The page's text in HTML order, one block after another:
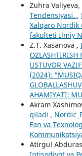
Zuhra Valiyeva,
Tendensiyasi. ,
Xalqaro Nordik
fakulteti Ilmiy
Z.T. Xasanova ,
USTUVOR
(2024):
AHAMIYATI:
Akram
qiladi ,
Fan va
Atirgul